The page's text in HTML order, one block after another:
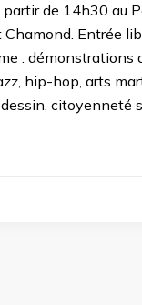
partir de 14h30 au
Entrée
: démonstrations
hip-hop, arts
citoyenneté